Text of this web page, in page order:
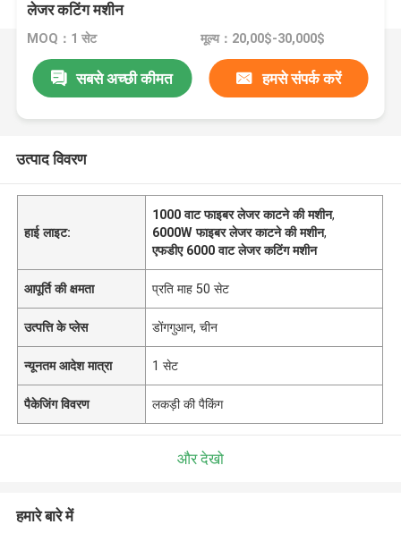
लेजर कटिंग मशीन
MOQ：1 सेट मूल्य：20,00$-30,000$
सबसे अच्छी कीमत हमसे संपर्क करें
उत्पाद विवरण
हाई लाइट:
1000 वाट फाइबर लेजर काटने की मशीन,
6000W फाइबर लेजर काटने की मशीन,
एफडीए 6000 वाट लेजर कटिंग मशीन
आपूर्ति की क्षमता प्रति माह 50 सेट
उत्पत्ति के प्लेस डोंगगुआन, चीन
न्यूनतम आदेश मात्रा 1 सेट
पैकेजिंग विवरण लकड़ी की पैकिंग
और देखो
हमारे बारे में